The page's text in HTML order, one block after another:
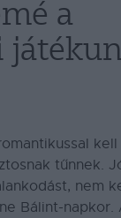
a
kell
tűnnek.
nem
Bálint-napkor.